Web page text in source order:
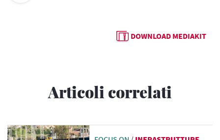
DOWNLOAD MEDIAKIT
Articoli correlati